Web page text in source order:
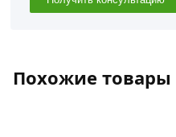
Похожие товары